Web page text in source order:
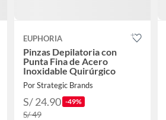
EUPHORIA
Pinzas Depilatoria con
Punta Fina de Acero
Inoxidable Quirúrgico
Por Strategic Brands
S/ 24.90 -49%
S/ 49